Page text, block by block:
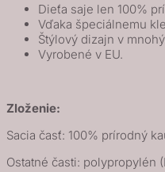
Dieťa saje len 100%
Vďaka špeciálnemu
Štýlový dizajn v
Vyrobené v EU.
Zloženie:
Sacia časť: 100% prírodný
Ostatné časti: polypropylén